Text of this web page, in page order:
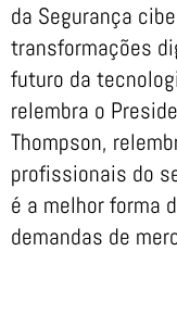
da Segurança
transformações
futuro da
relembra o
Thompson,
profissionais do
é a melhor forma
demandas de